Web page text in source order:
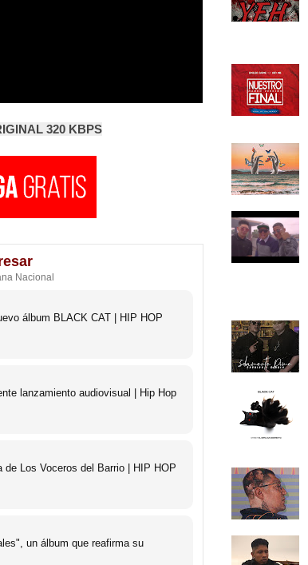
320 KBPS
Nacional
álbum BLACK CAT | HIP HOP
lanzamiento audiovisual | Hip Hop
Los Voceros del Barrio | HIP HOP
un álbum que reafirma su